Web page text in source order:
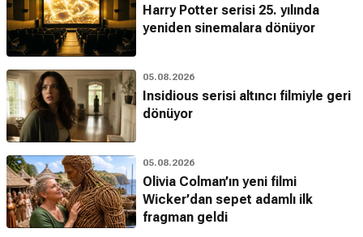
Harry Potter serisi 25. yılında
yeniden sinemalara dönüyor
05.08.2026
Insidious serisi altıncı filmiyle geri
dönüyor
05.08.2026
Olivia Colman’ın yeni filmi
Wicker’dan sepet adamlı ilk
fragman geldi